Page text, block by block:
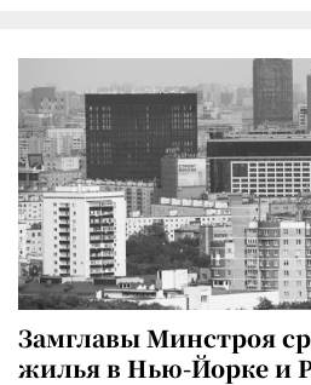
Замглавы Минстроя
жилья в Нью-Йорке и